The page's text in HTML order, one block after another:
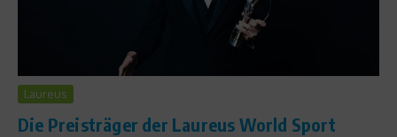
Laureus
Die Preisträger der Laureus World Sport